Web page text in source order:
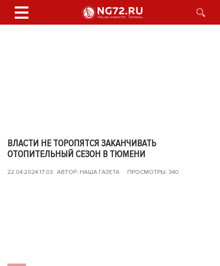
ВЛАСТИ НЕ ТОРОПЯТСЯ ЗАКАНЧИВАТЬ
ОТОПИТЕЛЬНЫЙ СЕЗОН В ТЮМЕНИ
22.04.2024 17:03 АВТОР: НАША ГАЗЕТА ПРОСМОТРЫ: 340